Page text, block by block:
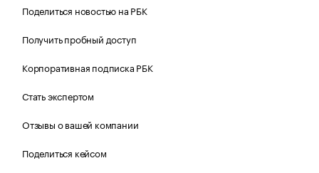
Поделиться новостью на РБК
Получить пробный доступ
Корпоративная подписка РБК
Стать экспертом
Отзывы о вашей компании
Поделиться кейсом